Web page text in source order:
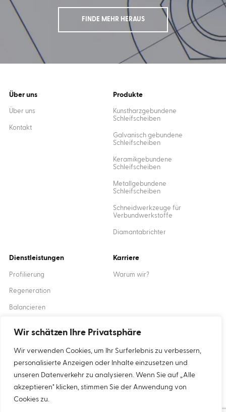
Wir schätzen Ihre Privatsphäre
Wir verwenden Cookies, um Ihr Surferlebnis zu verbessern,
personalisierte Anzeigen oder Inhalte einzusetzen und
unseren Datenverkehr zu analysieren. Wenn Sie auf „Alle
akzeptieren" klicken, stimmen Sie der Anwendung von
Cookies zu.
FINDE MEHR HERAUS
Über uns
Über uns
Kontakt
Produkte
Kunstharzgebundene
Schleifscheiben
Galvanisch gebundene
Schleifscheiben
Keramikgebundene
Schleifscheiben
Metallgebundene
Schleifscheiben
Schneidwerkzeuge für
Verbundwerkstoffe
Diamantabrichter
Dienstleistungen
Profilierung
Regeneration
Balancieren
Karriere
Warum wir?
Created by